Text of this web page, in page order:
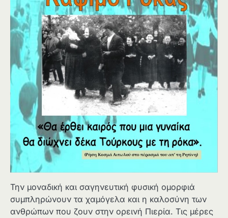
Την μοναδική και σαγηνευτική φυσική ομορφιά
συμπληρώνουν τα χαμόγελα και η καλοσύνη των
ανθρώπων που ζουν στην ορεινή Πιερία. Τις μέρες